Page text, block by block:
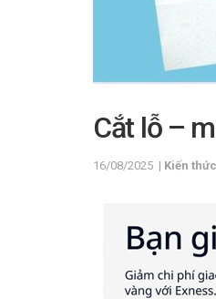
Cắt lỗ –
16/08/2025 | Kiến